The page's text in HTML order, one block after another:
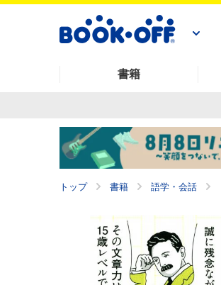
書籍
トップ 書籍 語学・会話